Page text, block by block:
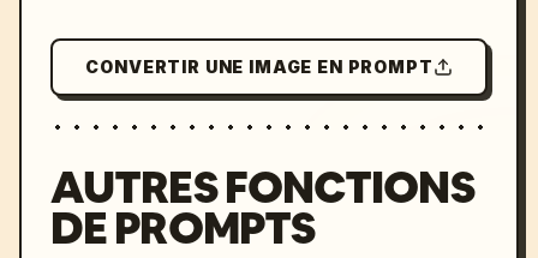
CONVERTIR UNE IMAGE EN PROMPT
AUTRES FONCTIONS
DE PROMPTS